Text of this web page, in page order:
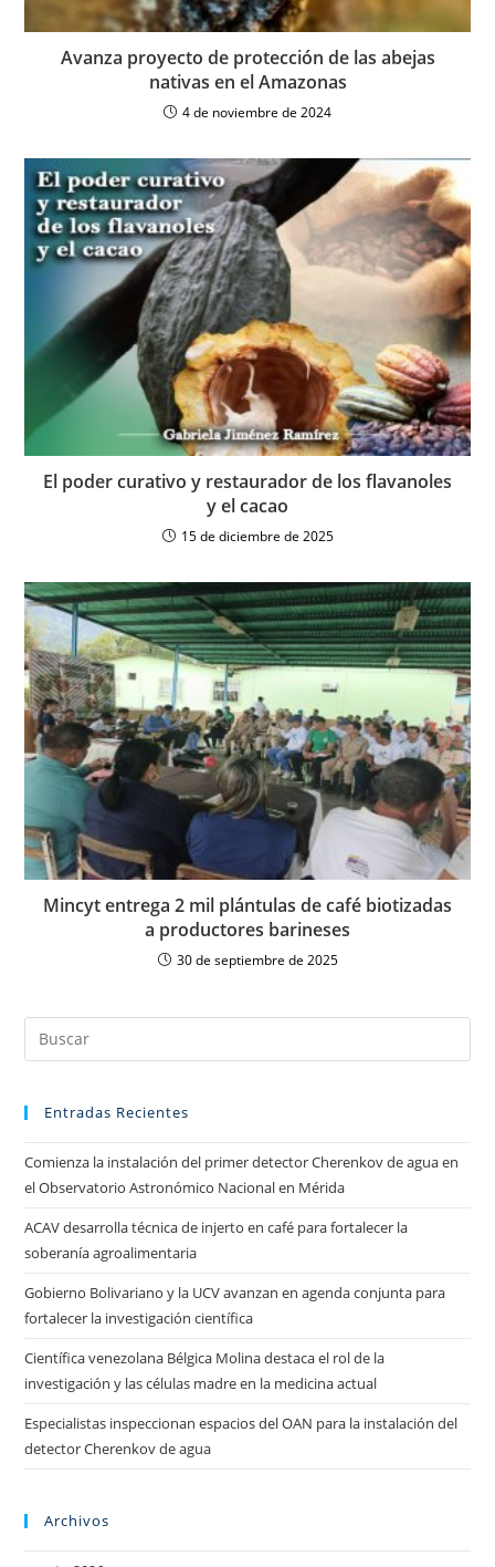
Avanza proyecto de protección de las abejas
nativas en el Amazonas
4 de noviembre de 2024
El poder curativo y restaurador de los flavanoles
y el cacao
15 de diciembre de 2025
Mincyt entrega 2 mil plántulas de café biotizadas
a productores barineses
30 de septiembre de 2025
Entradas Recientes
Comienza la instalación del primer detector Cherenkov de agua en
el Observatorio Astronómico Nacional en Mérida
ACAV desarrolla técnica de injerto en café para fortalecer la
soberanía agroalimentaria
Gobierno Bolivariano y la UCV avanzan en agenda conjunta para
fortalecer la investigación científica
Científica venezolana Bélgica Molina destaca el rol de la
investigación y las células madre en la medicina actual
Especialistas inspeccionan espacios del OAN para la instalación del
detector Cherenkov de agua
Archivos